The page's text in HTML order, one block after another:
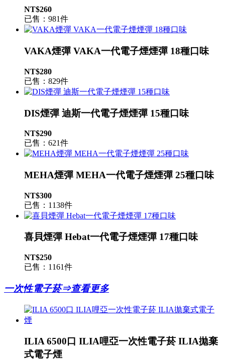
NT$260
已售：981件
VAKA煙彈 VAKA一代電子煙煙彈 18種口味
NT$280
已售：829件
DIS煙彈 迪斯一代電子煙煙彈 15種口味
NT$290
已售：621件
MEHA煙彈 MEHA一代電子煙煙彈 25種口味
NT$300
已售：1138件
喜貝煙彈 Hebat一代電子煙煙彈 17種口味
NT$250
已售：1161件
一次性電子菸⇒查看更多
ILIA 6500口 ILIA哩亞一次性電子菸 ILIA拋棄
式電子煙